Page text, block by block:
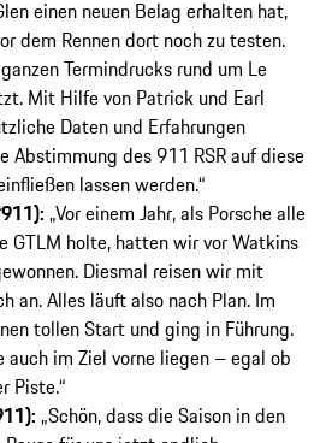
einen neuen Belag erhalten hat,
dem Rennen dort noch zu testen.
Termindrucks rund um Le
Mit Hilfe von Patrick und Earl
Daten und Erfahrungen
Abstimmung des 911 RSR auf diese
lassen werden.“
„Vor einem Jahr, als Porsche alle
GTLM holte, hatten wir vor Watkins
Diesmal reisen wir mit
an. Alles läuft also nach Plan. Im
tollen Start und ging in Führung.
auch im Ziel vorne liegen – egal ob
Piste.“
„Schön, dass die Saison in den